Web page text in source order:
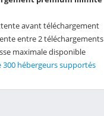
avant téléchargement
entre 2 téléchargements
maximale disponible
300 hébergeurs supportés